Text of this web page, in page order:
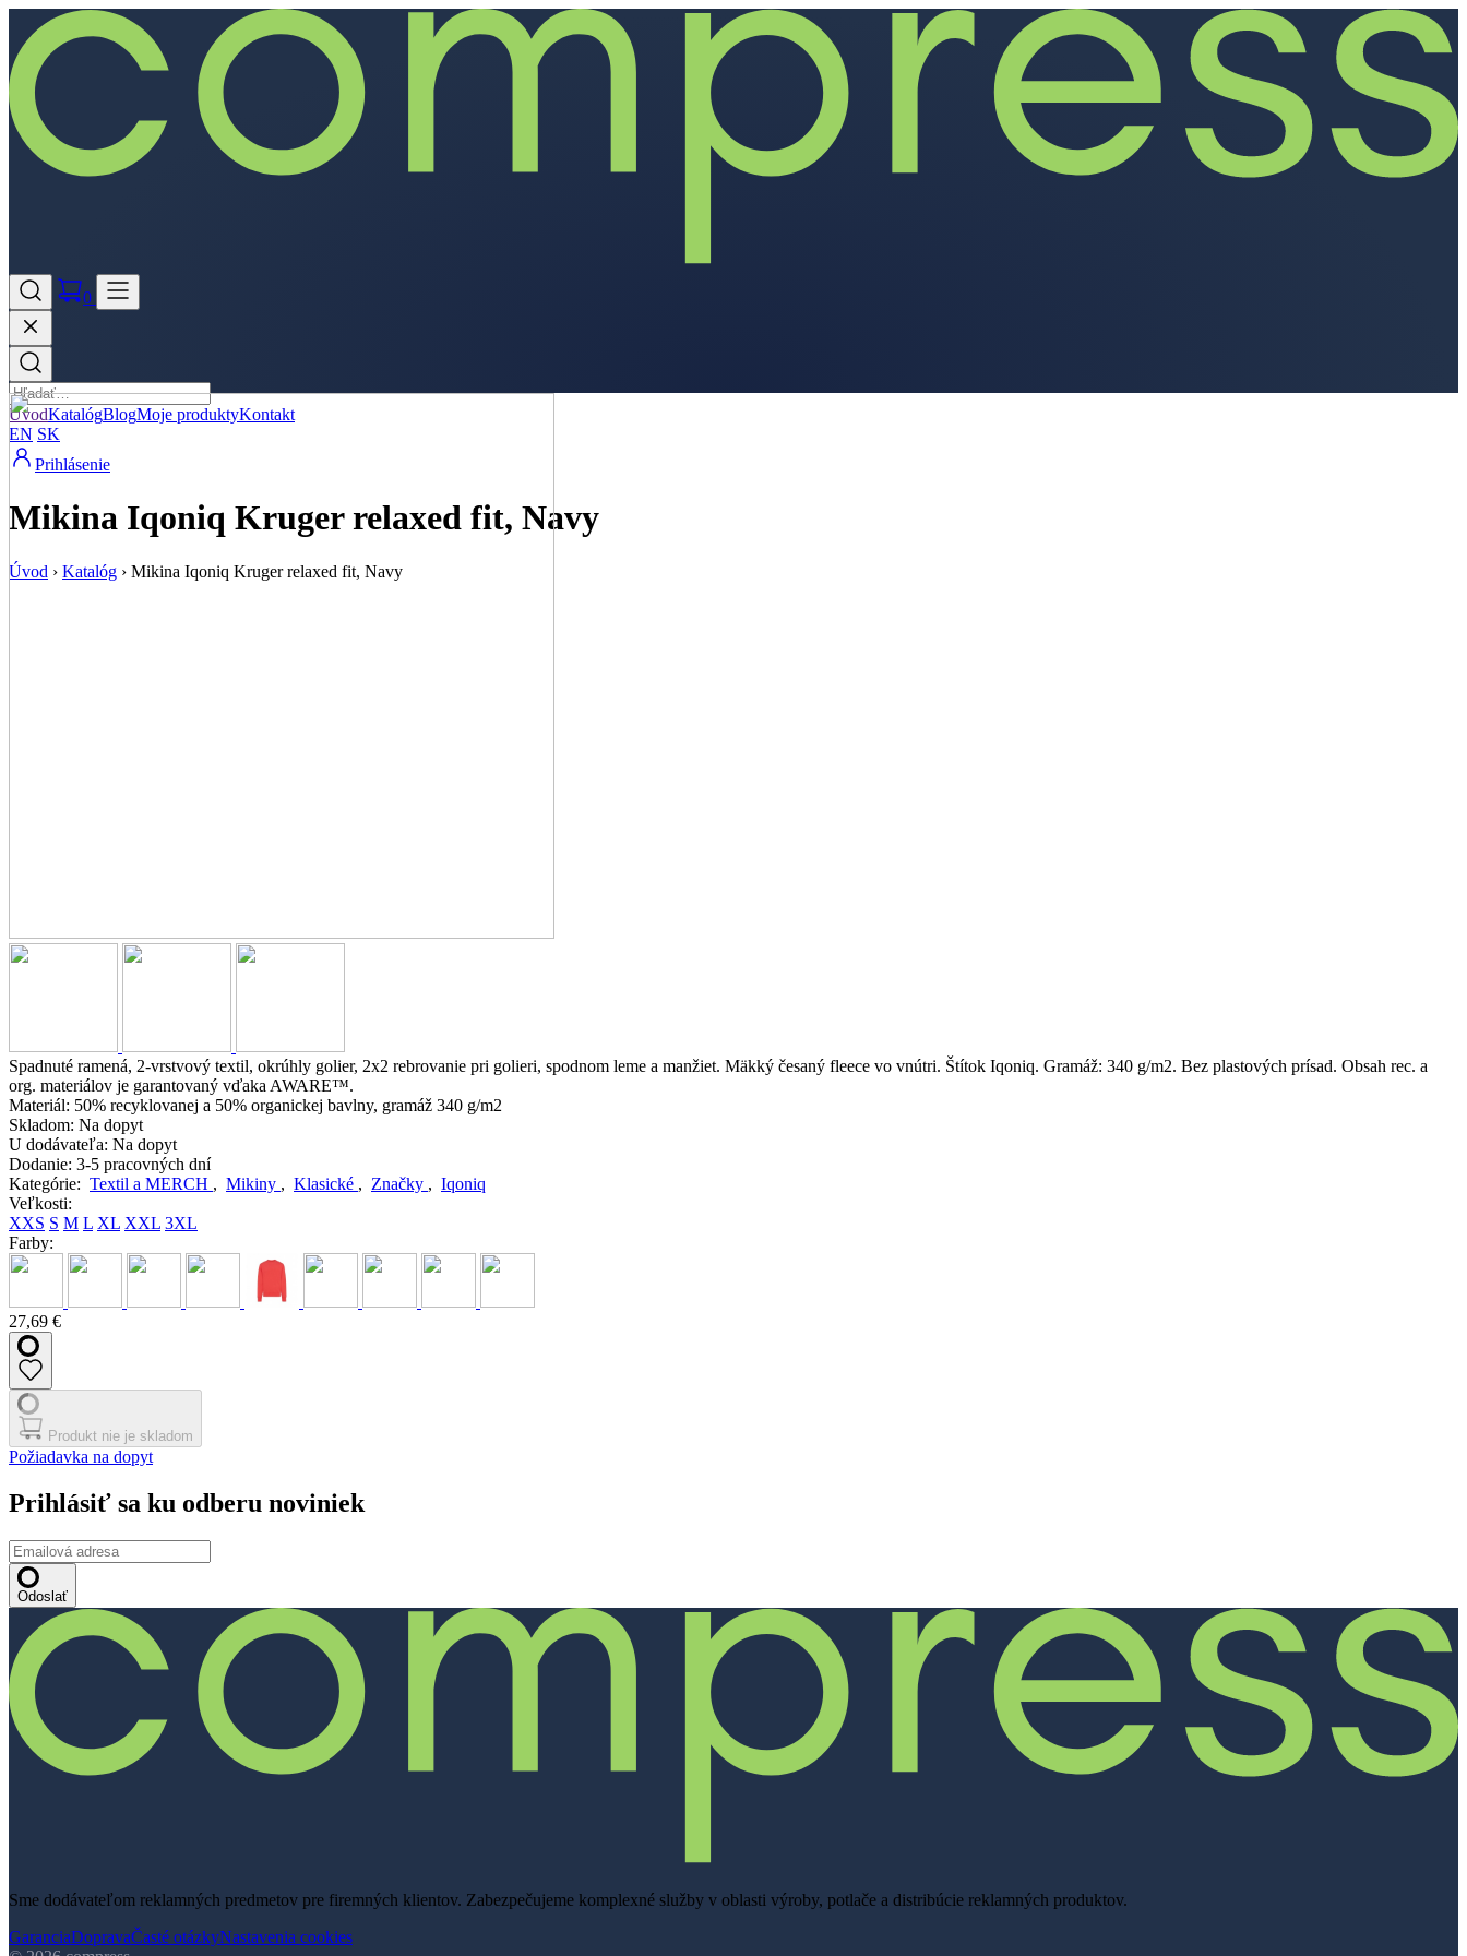
0
ÚvodKatalógBlogMoje produktyKontakt
EN SK
Prihlásenie
Mikina Iqoniq Kruger relaxed fit, Navy
Úvod › Katalóg › Mikina Iqoniq Kruger relaxed fit, Navy
Spadnuté ramená, 2-vrstvový textil, okrúhly golier, 2x2 rebrovanie pri golieri, spodnom leme a manžiet. Mäkký česaný fleece vo vnútri. Štítok Iqoniq. Gramáž: 340 g/m2. Bez plastových prísad. Obsah rec. a
org. materiálov je garantovaný vďaka AWARE™.
Materiál: 50% recyklovanej a 50% organickej bavlny, gramáž 340 g/m2
Skladom: Na dopyt
U dodávateľa: Na dopyt
Dodanie: 3-5 pracovných dní
Kategórie: Textil a MERCH , Mikiny , Klasické , Značky , Iqoniq
Veľkosti:
XXS S M L XL XXL 3XL
Farby:
27,69 €
Produkt nie je skladom
Požiadavka na dopyt
Prihlásiť sa ku odberu noviniek
Odoslať
Sme dodávateľom reklamných predmetov pre firemných klientov. Zabezpečujeme komplexné služby v oblasti výroby, potlače a distribúcie reklamných produktov.
GaranciaDopravaČasté otázkyNastavenia cookies